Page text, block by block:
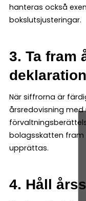
hanteras också
bokslutsjusteringar.
3. Ta fram
deklaration
När siffrorna är
årsredovisning med
bolagsskatten
upprättas.
4. Håll